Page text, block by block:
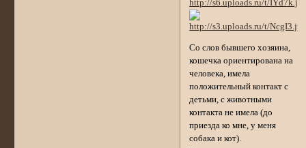
Со слов бывшего хозяина,
кошечка ориентирована на
человека, имела
положительный контакт с
детьми, с животными
контакта не имела (до
приезда ко мне, у меня
собака и кот).